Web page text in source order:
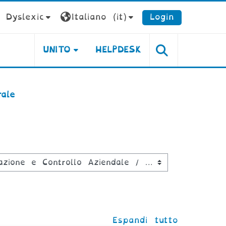
Dyslexic
Italiano ‎(it)‎ Login
UNITO HELPDESK
Espandi tutto